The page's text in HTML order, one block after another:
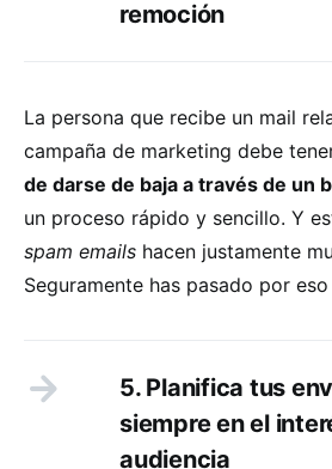
remoción
La persona que recibe un mail
campaña de marketing debe
de darse de baja a través de un
un proceso rápido y sencillo. Y
spam emails hacen justamente
Seguramente has pasado por
5. Planifica tus
siempre en el
audiencia